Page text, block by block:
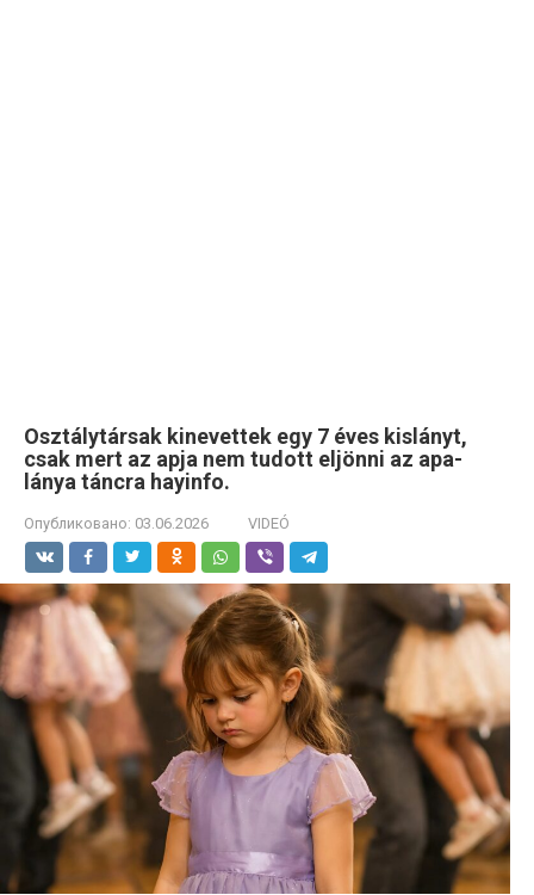
Osztálytársak kinevettek egy 7 éves kislányt,
csak mert az apja nem tudott eljönni az apa-
lánya táncra hayinfo.
Опубликовано: 03.06.2026 VIDEÓ